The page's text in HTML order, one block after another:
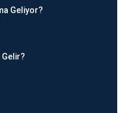
Geliyor?
Gelir?